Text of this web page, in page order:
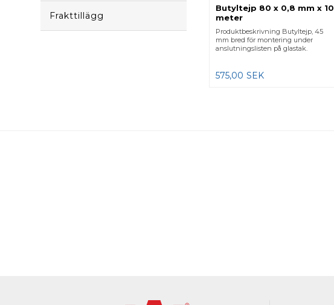
Frakttillägg
Butyltejp 80 x 0,8 mm x 10
meter
Produktbeskrivning Butyltejp, 45
mm bred för montering under
anslutningslisten på glastak.
575,00 SEK